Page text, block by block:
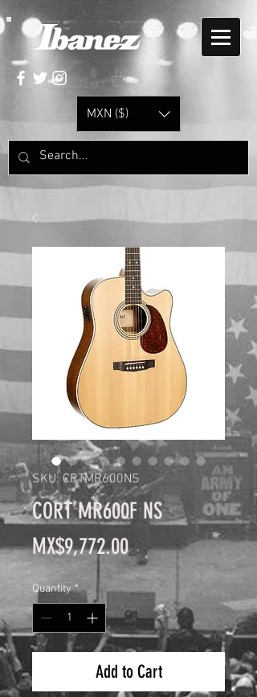
MXN ($)
SKU: CRTMR600NS
CORT MR600F NS
MX$9,772.00Price
Quantity *
Add to Cart